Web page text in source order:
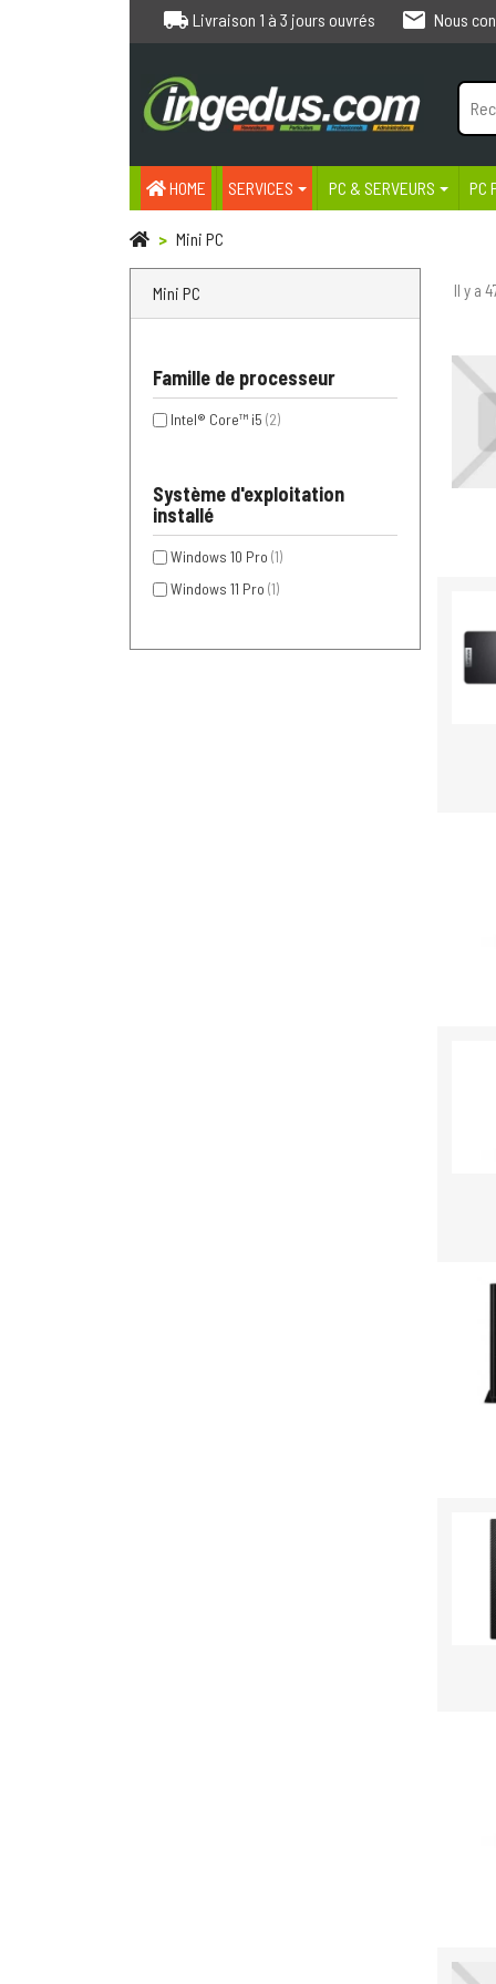
local_shipping Livraison 1 à 3 jours ouvrés email Nous
HOME SERVICES PC & SERVEURS PC
Mini PC
Mini PC
Famille de processeur
Intel® Core™ i5 (2)
Système d'exploitation
installé
Windows 10 Pro (1)
Windows 11 Pro (1)
Il y a